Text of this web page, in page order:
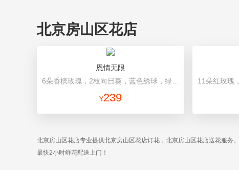
北京房山区花店
恩情无限
¥239
北京房山区花店专业提供北京房山区花店订花，北京房山区花店送花服
最快2小时鲜花配送上门！